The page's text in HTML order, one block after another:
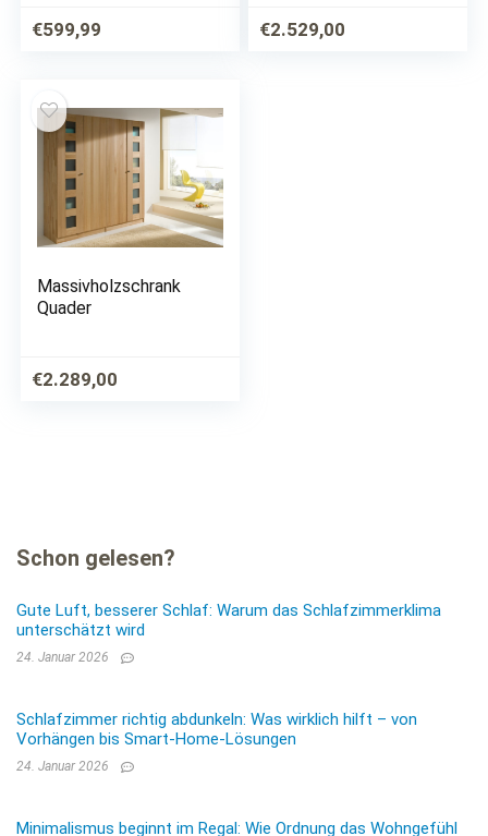
€599,99 €2.529,00
Massivholzschrank
Quader
€2.289,00
Schon gelesen?
Gute Luft, besserer Schlaf: Warum das Schlafzimmerklima
unterschätzt wird
24. Januar 2026
Schlafzimmer richtig abdunkeln: Was wirklich hilft – von
Vorhängen bis Smart-Home-Lösungen
24. Januar 2026
Minimalismus beginnt im Regal: Wie Ordnung das Wohngefühl